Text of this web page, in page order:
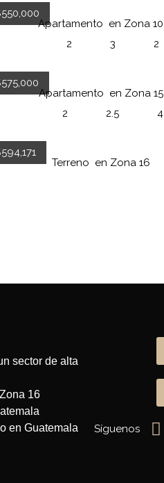
Apartamento en Zona 10
2
3 2
Apartamento en Zona 15
2
2.5 4
Terreno en Zona 16
sector de alta
16
en Guatemala
Síguenos